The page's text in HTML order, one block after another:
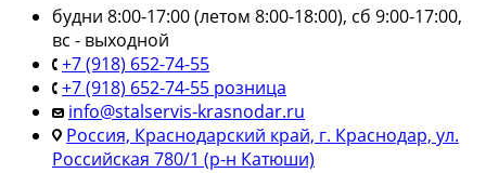
будни 8:00-17:00 (летом 8:00-18:00), сб 9:00-17:00,
вс - выходной
+7 (918) 652-74-55
+7 (918) 652-74-55 розница
info@stalservis-krasnodar.ru
Россия, Краснодарский край, г. Краснодар, ул.
Российская 780/1 (р-н Катюши)